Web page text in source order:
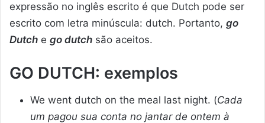
expressão no inglês escrito é que Dutch pode ser
escrito com letra minúscula: dutch. Portanto, go
Dutch e go dutch são aceitos.
GO DUTCH: exemplos
We went dutch on the meal last night. (Cada
um pagou sua conta no jantar de ontem à